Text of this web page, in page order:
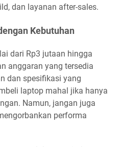
dan layanan after-sales.
Kebutuhan
dari Rp3 jutaan hingga
anggaran yang tersedia
dan spesifikasi yang
laptop mahal jika hanya
Namun, jangan juga
performa